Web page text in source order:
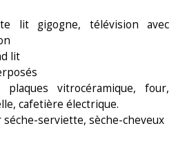
lit gigogne, télévision avec
lit
vitrocéramique, four,
cafetière électrique.
séche-serviette, sèche-cheveux